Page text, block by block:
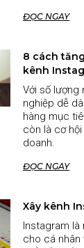
ĐỌC NGAY
8 cách
kênh
Với số lượng
nghiệp dễ
hàng mục
còn là cơ
doanh.
ĐỌC NGAY
Xây kênh
Instagram là
cho cá nhân